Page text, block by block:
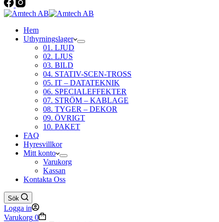
Hem
Uthyrningslager
01. LJUD
02. LJUS
03. BILD
04. STATIV-SCEN-TROSS
05. IT – DATATEKNIK
06. SPECIALEFFEKTER
07. STRÖM – KABLAGE
08. TYGER – DEKOR
09. ÖVRIGT
10. PAKET
FAQ
Hyresvillkor
Mitt konto
Varukorg
Kassan
Kontakta Oss
Sök
Logga in
Varukorg 0